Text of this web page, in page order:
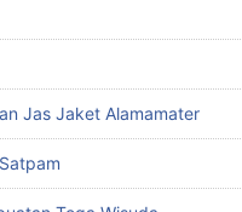
Jas Jaket Alamamater